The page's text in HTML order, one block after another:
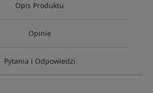
Opis Produktu
Opinie
Pytania i Odpowiedzi